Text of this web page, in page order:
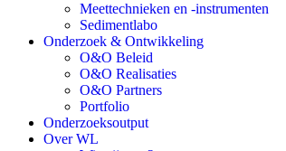
Meettechnieken en -instrumenten
Sedimentlabo
Onderzoek & Ontwikkeling
O&O Beleid
O&O Realisaties
O&O Partners
Portfolio
Onderzoeksoutput
Over WL